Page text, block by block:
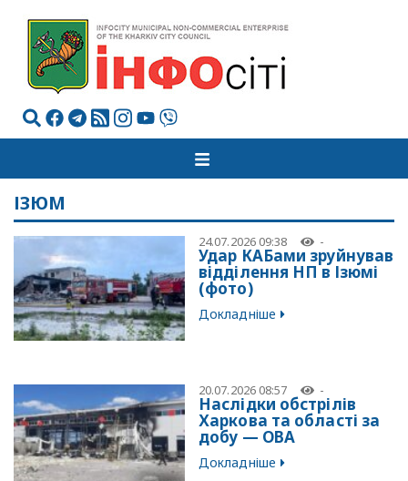
ІЗЮМ
24.07.2026 09:38 -
Удар КАБами зруйнував
відділення НП в Ізюмі
(фото)
Докладніше
20.07.2026 08:57 -
Наслідки обстрілів
Харкова та області за
добу — ОВА
Докладніше